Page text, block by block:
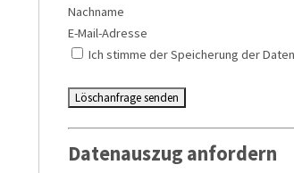
Nachname
E-Mail-Adresse
Ich stimme der Speicherung der
Datenauszug anfordern